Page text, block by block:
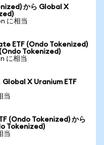
から Global X
に相当
ETF (Ondo Tokenized)
Tokenized)
に相当
X Uranium ETF
当
(Ondo Tokenized) から
Tokenized)
当